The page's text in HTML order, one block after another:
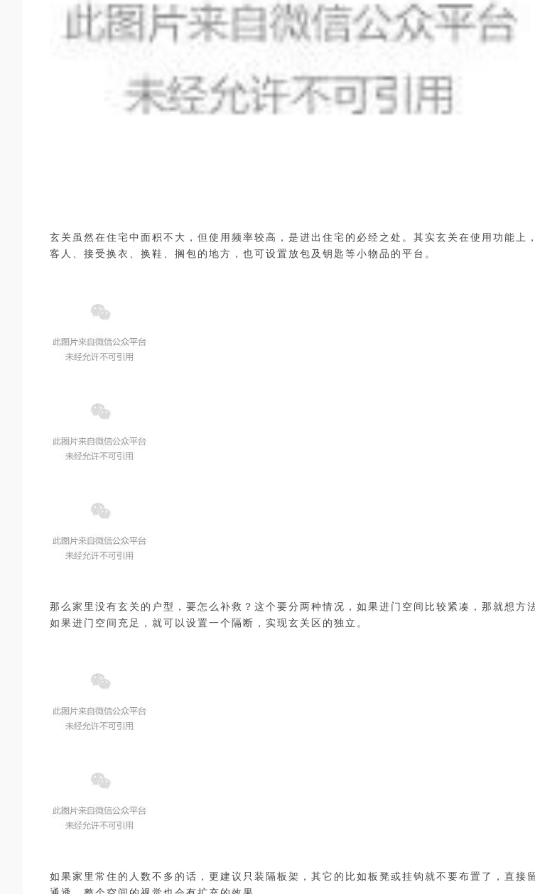
玄关虽然在住宅中面积不大，但使用频率较高，是进出住宅的必经之处。其实玄关在使用功能上
客人、接受换衣、换鞋、搁包的地方，也可设置放包及钥匙等小物品的平台。
那么家里没有玄关的户型，要怎么补救？这个要分两种情况，如果进门空间比较紧凑，那就想方
如果进门空间充足，就可以设置一个隔断，实现玄关区的独立。
如果家里常住的人数不多的话，更建议只装隔板架，其它的比如板凳或挂钩就不要布置了，直接